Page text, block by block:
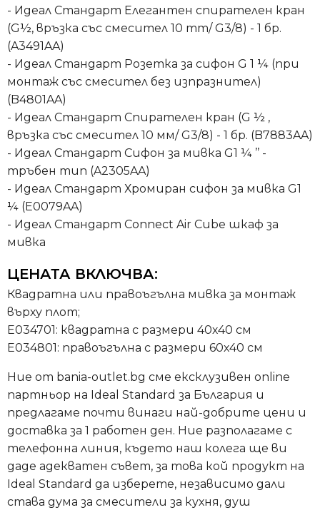
- Идеал Стандарт Елегантен спирателен кран
(G½, връзка със смесител 10 mm/ G3/8) - 1 бр.
(A3491AA)
- Идеал Стандарт Розетка за сифон G 1 ¼ (при
монтаж със смесител без изпразнител)
(B4801AA)
- Идеал Стандарт Спирателен кран (G ½ ,
връзка със смесител 10 мм/ G3/8) - 1 бр. (B7883AA)
- Идеал Стандарт Сифон за мивка G1 ¼ ’’ -
тръбен тип (A2305AA)
- Идеал Стандарт Хромиран сифон за мивка G1
¼ (E0079AA)
- Идеал Стандарт Connect Air Cube шкаф за
мивка
ЦЕНАТА ВКЛЮЧВА:
Квадратна или правоъгълна мивка за монтаж
върху плот;
E034701: квадратна с размери 40х40 см
E034801: правоъгълна с размери 60х40 см
Ние от bania-outlet.bg сме ексклузивен online
партньор на Ideal Standard за България и
предлагаме почти винаги най-добрите цени и
доставка за 1 работен ден. Ние разполагаме с
телефонна линия, където наш колега ще ви
даде адекватен съвет, за това кой продукт на
Ideal Standard да изберете, независимо дали
става дума за смесители за кухня, душ